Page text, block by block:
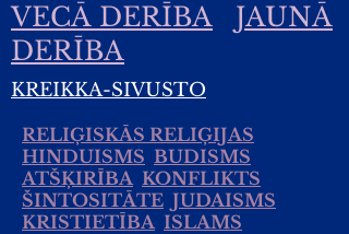
VECĀ DERĪBA
JAUNĀ
DERĪBA
KREIKKA-SIVUSTO
RELIĢISKĀS RELIĢIJAS
HINDUISMS BUDISMS
ATŠĶIRĪBA KONFLIKTS
ŠINTOSITĀTE JUDAISMS
KRISTIETĪBA ISLAMS